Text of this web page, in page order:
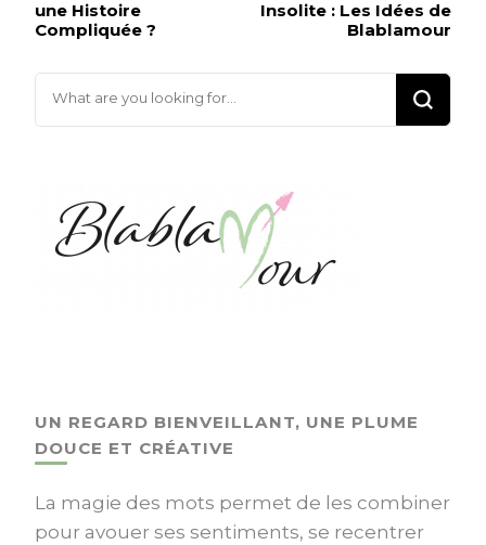
une Histoire
Compliquée ?
Insolite : Les Idées de
Blablamour
UN REGARD BIENVEILLANT, UNE PLUME
DOUCE ET CRÉATIVE
La magie des mots permet de les combiner
pour avouer ses sentiments, se recentrer